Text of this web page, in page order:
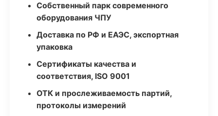
Собственный парк современного
оборудования ЧПУ
Доставка по РФ и ЕАЭС, экспортная
упаковка
Сертификаты качества и
соответствия, ISO 9001
ОТК и прослеживаемость партий,
протоколы измерений